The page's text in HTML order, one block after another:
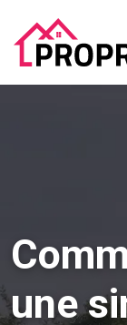
une